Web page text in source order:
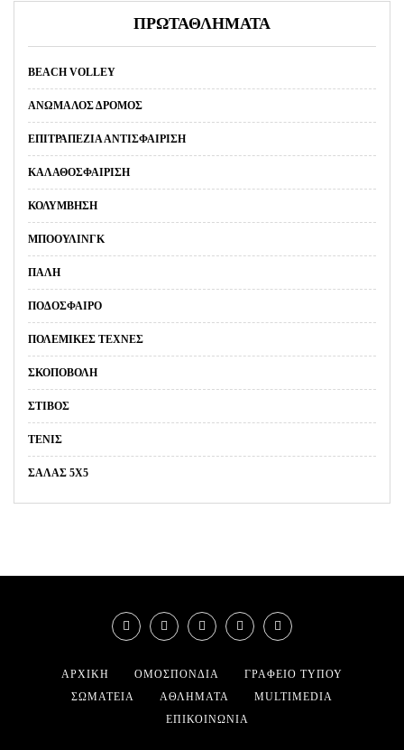
ΠΡΩΤΑΘΛΗΜΑΤΑ
BEACH VOLLEY
ΑΝΏΜΑΛΟΣ ΔΡΌΜΟΣ
ΕΠΙΤΡΑΠΈΖΙΑ ΑΝΤΙΣΦΑΊΡΙΣΗ
ΚΑΛΑΘΟΣΦΑΊΡΙΣΗ
ΚΟΛΎΜΒΗΣΗ
ΜΠΌΟΥΛΙΝΓΚ
ΠΆΛΗ
ΠΟΔΌΣΦΑΙΡΟ
ΠΟΛΕΜΙΚΈΣ ΤΈΧΝΕΣ
ΣΚΟΠΟΒΟΛΉ
ΣΤΊΒΟΣ
ΤΈΝΙΣ
ΣΑΛΑΣ 5Χ5
ΑΡΧΙΚΉ ΟΜΟΣΠΟΝΔΊΑ
ΓΡΑΦΕΊΟ ΤΎΠΟΥ
ΣΩΜΑΤΕΊΑ
ΑΘΛΉΜΑΤΑ
MULTIMEDIA
ΕΠΙΚΟΙΝΩΝΊΑ